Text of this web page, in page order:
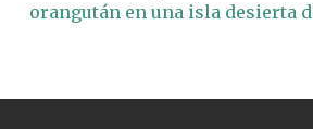
orangután en una isla desierta